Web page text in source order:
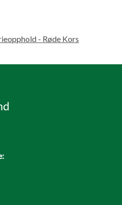
- Røde Kors